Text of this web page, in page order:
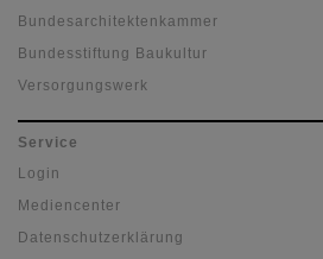
Bundesarchitektenkammer
Bundesstiftung Baukultur
Versorgungswerk
Service
Login
Mediencenter
Datenschutzerklärung